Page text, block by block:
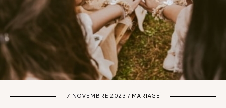
7 NOVEMBRE 2023 / MARIAGE